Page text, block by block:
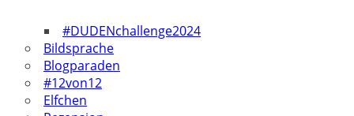
#DUDENchallenge2024
Bildsprache
Blogparaden
#12von12
Elfchen